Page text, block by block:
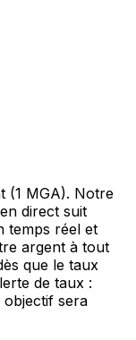
(1 MGA). Notre
direct suit
temps réel et
argent à tout
que le taux
de taux :
sera